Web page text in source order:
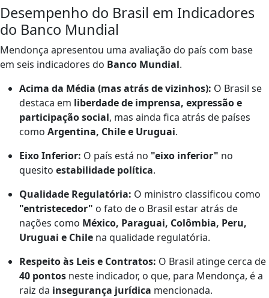
Desempenho do Brasil em Indicadores
do Banco Mundial
Mendonça apresentou uma avaliação do país com base
em seis indicadores do Banco Mundial.
Acima da Média (mas atrás de vizinhos): O Brasil se
destaca em liberdade de imprensa, expressão e
participação social, mas ainda fica atrás de países
como Argentina, Chile e Uruguai.
Eixo Inferior: O país está no "eixo inferior" no
quesito estabilidade política.
Qualidade Regulatória: O ministro classificou como
"entristecedor" o fato de o Brasil estar atrás de
nações como México, Paraguai, Colômbia, Peru,
Uruguai e Chile na qualidade regulatória.
Respeito às Leis e Contratos: O Brasil atinge cerca de
40 pontos neste indicador, o que, para Mendonça, é a
raiz da insegurança jurídica mencionada.